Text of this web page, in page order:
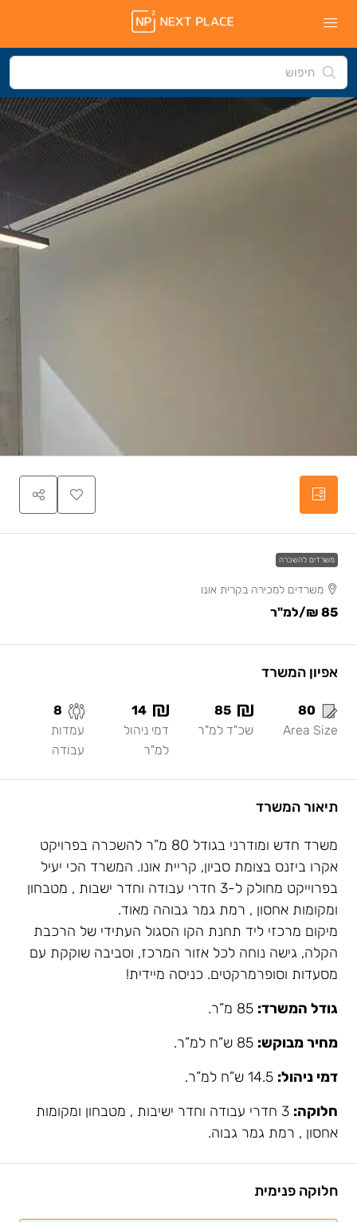
משרדים להשכרה
משרדים למכירה בקרית אונו
85 ₪ /למ"ר
אפיון המשרד
80
Area Size
85
שכ"ד למ"ר
14
דמי ניהול
למ"ר
8
עמדות
עבודה
תיאור המשרד
משרד חדש ומודרני בגודל 80 מ”ר להשכרה בפרויקט
אקרו ביזנס בצומת סביון, קריית אונו. המשרד הכי יעיל
בפרוייקט מחולק ל-3 חדרי עבודה וחדר ישבות , מטבחון
ומקומות אחסון , רמת גמר גבוהה מאוד.
מיקום מרכזי ליד תחנת הקו הסגול העתידי של הרכבת
הקלה, גישה נוחה לכל אזור המרכז, וסביבה שוקקת עם
מסעדות וסופרמרקטים. כניסה מיידית!
גודל המשרד:
מחיר מבוקש:
דמי ניהול:
חלוקה:
3 חדרי עבודה וחדר ישיבות , מטבחון ומקומות
אחסון , רמת גמר גבוה.
חלוקה פנימית